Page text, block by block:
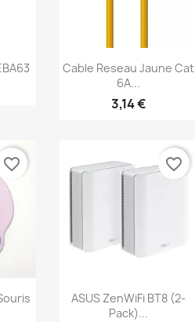
 Aperçu rapide
Cable Reseau Jaune Cat
6A...
3,14 €
favorite_border
Aperçu rapide
ASUS ZenWiFi BT8 (2-
Pack)...
favorite_border